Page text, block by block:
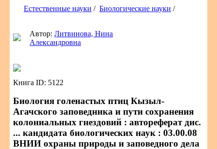
Естественные науки / Биологические науки /
Автор:Литвинова, Нина
Александровна
Книга ID: 5122
Биология голенастых птиц Кызыл-
Агачского заповедника и пути сохранения
колониальных гнездовий : автореферат дис.
... кандидата биологических наук : 03.00.08
ВНИИ охраны природы и заповедного дела